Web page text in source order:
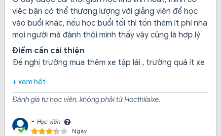
Học viên nhận thông báo về lịch học
Học lý thuyết : trung tâm có nhiều các lớp học lý thuyết
tổ chức suốt tuần
Học thực hành: học viên được giảng viên chỉ dạy tận
việc bận có thể thương lượng với giảng viên để học
vào buổi khác, nếu học buổi tối thì tốn thêm ít phí nha
mọi người mà đành thôi mình thấy vậy cũng là hợp lý
Điểm cần cải thiện
Đề nghị trường mua thêm xe tập lái , trường quá ít xe
+ xem hết
Đánh giá từ học viên, không phải từ Hocthilaixe.
- Học viên
Ngày